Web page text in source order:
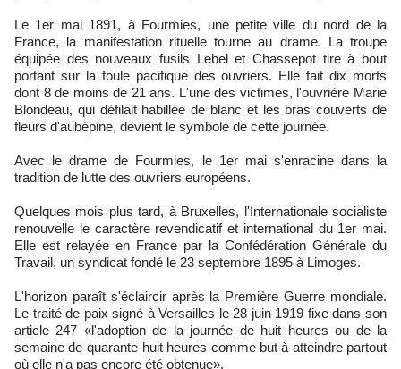
Le 1er mai 1891, à Fourmies, une petite ville du nord de la
France, la manifestation rituelle tourne au drame. La troupe
équipée des nouveaux fusils Lebel et Chassepot tire à bout
portant sur la foule pacifique des ouvriers. Elle fait dix morts
dont 8 de moins de 21 ans. L'une des victimes, l'ouvrière Marie
Blondeau, qui défilait habillée de blanc et les bras couverts de
fleurs d'aubépine, devient le symbole de cette journée.
Avec le drame de Fourmies, le 1er mai s'enracine dans la
tradition de lutte des ouvriers européens.
Quelques mois plus tard, à Bruxelles, l'Internationale socialiste
renouvelle le caractère revendicatif et international du 1er mai.
Elle est relayée en France par la Confédération Générale du
Travail, un syndicat fondé le 23 septembre 1895 à Limoges.
L'horizon paraît s'éclaircir après la Première Guerre mondiale.
Le traité de paix signé à Versailles le 28 juin 1919 fixe dans son
article 247 «l'adoption de la journée de huit heures ou de la
semaine de quarante-huit heures comme but à atteindre partout
où elle n'a pas encore été obtenue».